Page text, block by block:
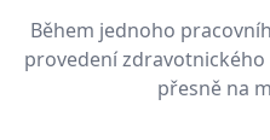
Během jednoho
provedení
přesně na